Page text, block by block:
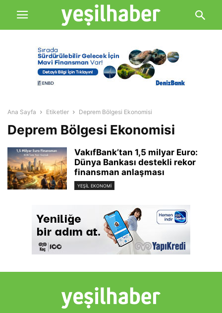
Ana Sayfa Etiketler Deprem Bölgesi Ekonomisi
Deprem Bölgesi Ekonomisi
VakıfBank’tan 1,5 milyar Euro:
Dünya Bankası destekli rekor
finansman anlaşması
YEŞIL EKONOMI